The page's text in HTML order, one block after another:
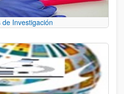
de Investigación